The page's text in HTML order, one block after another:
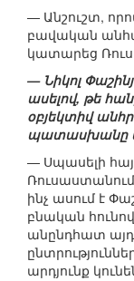
— Անշուշտ,
բավական
կատարեց
— Նիկոլ
ասելով, թե
օբյեկտիվ
պատասխանը
— Սպասելի
Ռուսաստանում
ինչ ասում է
բնական
անընդհատ այդ
արդյունք